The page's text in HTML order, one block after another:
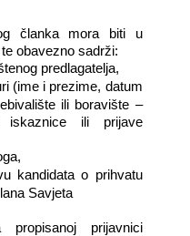
članka mora biti u
obavezno sadrži:
predlagatelja,
(ime i prezime, datum
ili boravište –
iskaznice ili prijave
kandidata o prihvatu
Savjeta
prijavnici